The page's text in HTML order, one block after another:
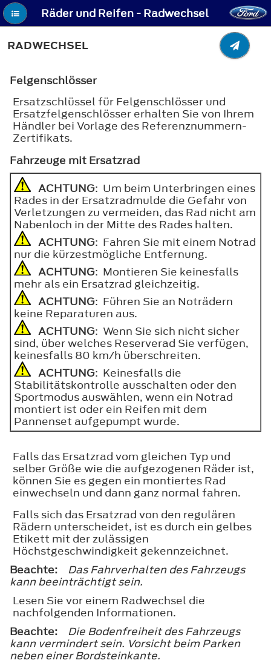
Räder und Reifen - Radwechsel
RADWECHSEL
Felgenschlösser
Ersatzschlüssel für Felgenschlösser und
Ersatzfelgenschlösser erhalten Sie von Ihrem
Händler bei Vorlage des Referenznummern-
Zertifikats.
Fahrzeuge mit Ersatzrad
ACHTUNG: Um beim Unterbringen eines
Rades in der Ersatzradmulde die Gefahr von
Verletzungen zu vermeiden, das Rad nicht am
Nabenloch in der Mitte des Rades halten.
ACHTUNG: Fahren Sie mit einem Notrad
nur die kürzestmögliche Entfernung.
ACHTUNG: Montieren Sie keinesfalls
mehr als ein Ersatzrad gleichzeitig.
ACHTUNG: Führen Sie an Noträdern
keine Reparaturen aus.
ACHTUNG: Wenn Sie sich nicht sicher
sind, über welches Reserverad Sie verfügen,
keinesfalls 80 km/h überschreiten.
ACHTUNG: Keinesfalls die
Stabilitätskontrolle ausschalten oder den
Sportmodus auswählen, wenn ein Notrad
montiert ist oder ein Reifen mit dem
Pannenset aufgepumpt wurde.
Falls das Ersatzrad vom gleichen Typ und
selber Größe wie die aufgezogenen Räder ist,
können Sie es gegen ein montiertes Rad
einwechseln und dann ganz normal fahren.
Falls sich das Ersatzrad von den regulären
Rädern unterscheidet, ist es durch ein gelbes
Etikett mit der zulässigen
Höchstgeschwindigkeit gekennzeichnet.
Beachte:
Das Fahrverhalten des Fahrzeugs
kann beeinträchtigt sein.
Lesen Sie vor einem Radwechsel die
nachfolgenden Informationen.
Beachte:
Die Bodenfreiheit des Fahrzeugs
kann vermindert sein. Vorsicht beim Parken
neben einer Bordsteinkante.